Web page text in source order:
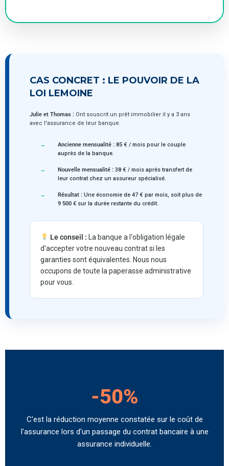
CAS CONCRET : LE POUVOIR DE LA
LOI LEMOINE
Julie et Thomas : Ont souscrit un prêt immobilier il y a 3 ans
avec l'assurance de leur banque.
Ancienne mensualité : 85 € / mois pour le couple
auprès de la banque.
Nouvelle mensualité : 38 € / mois après transfert de
leur contrat chez un assureur spécialisé.
Résultat : Une économie de 47 € par mois, soit plus de
9 500 € sur la durée restante du crédit.
Le conseil : La banque a l'obligation légale
d'accepter votre nouveau contrat si les
garanties sont équivalentes. Nous nous
occupons de toute la paperasse administrative
pour vous.
-50%
C'est la réduction moyenne constatée sur le coût de
l'assurance lors d'un passage du contrat bancaire à une
assurance individuelle.